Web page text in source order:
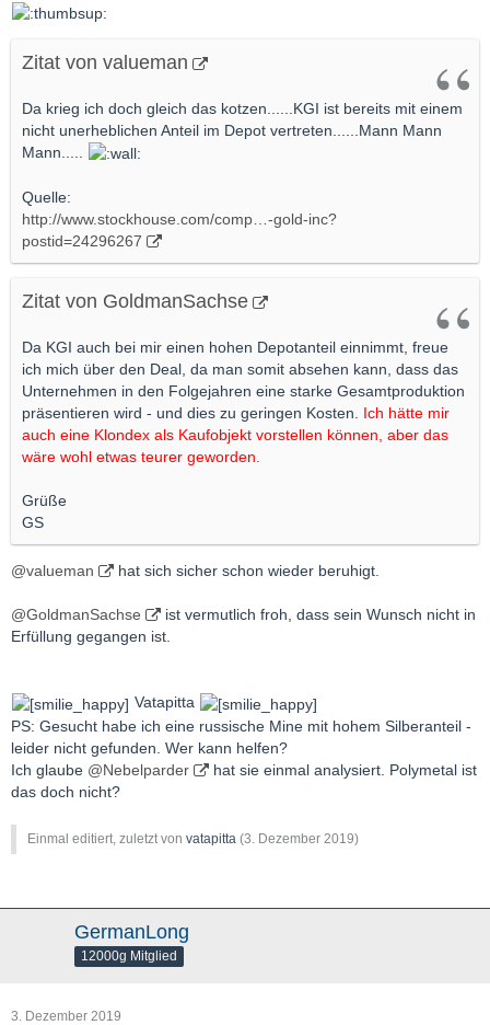
Zitat von valueman
Da krieg ich doch gleich das kotzen......KGI ist bereits mit einem
nicht unerheblichen Anteil im Depot vertreten......Mann Mann
Mann.....
Quelle:
http://www.stockhouse.com/comp…-gold-inc?
postid=24296267
Zitat von GoldmanSachse
Da KGI auch bei mir einen hohen Depotanteil einnimmt, freue
ich mich über den Deal, da man somit absehen kann, dass das
Unternehmen in den Folgejahren eine starke Gesamtproduktion
präsentieren wird - und dies zu geringen Kosten. Ich hätte mir
auch eine Klondex als Kaufobjekt vorstellen können, aber das
wäre wohl etwas teurer geworden.
Grüße
GS
@valueman hat sich sicher schon wieder beruhigt.
@GoldmanSachse
ist vermutlich froh, dass sein Wunsch nicht in
Erfüllung gegangen ist.
Vatapitta
PS: Gesucht habe ich eine russische Mine mit hohem Silberanteil -
leider nicht gefunden. Wer kann helfen?
Ich glaube @Nebelparder
hat sie einmal analysiert. Polymetal ist
das doch nicht?
Einmal editiert, zuletzt von vatapitta (3. Dezember 2019)
GermanLong
12000g Mitglied
3. Dezember 2019